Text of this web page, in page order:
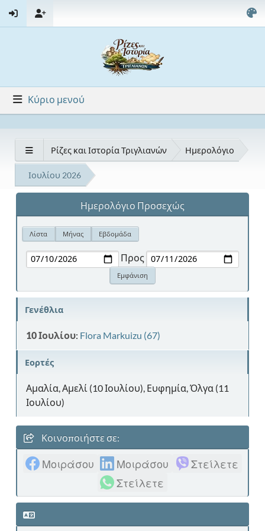
Κύριο μενού
Ρίζες και Ιστορία Τριγλιανών Ημερολόγιο
Ιουλίου 2026
Ημερολόγιο Προσεχώς
Λίστα Μήνας Εβδομάδα
Προς
Γενέθλια
10 Ιουλίου: Flora Markuizu (67)
Εορτές
Αμαλία, Αμελί (10 Ιουλίου), Ευφημία, Όλγα (11
Ιουλίου)
Κοινοποιήστε σε:
Μοιράσου Μοιράσου
Στείλετε
Στείλετε